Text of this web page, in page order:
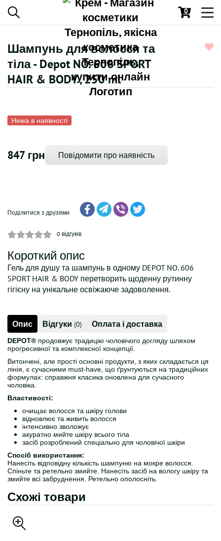
0
Шампунь для волосся та
тіла - Depot NO. 606 SPORT
HAIR & BODY , 250 ml
Нема в наявності
847 грн Повідомити про наявність
Поділитися з друзями
0 відгуків
Короткий опис
Гель для душу та шампунь в одному DEPOT NO. 606
SPORT HAIR & BODY перетворить щоденну рутинну
гігієну на унікальне освіжаюче задоволення.
Опис Відгуки (0) Оплата і доставка
DEPOT® продовжує традицію чоловічого догляду шляхом
прогресивної та комплексної концепції.
Витончені, але прості основні продукти, з яких складається ця
лінія, є сучасними must-have, що ґрунтуються на традиційних
формулах: справжня класика оновлена ​​для сучасного
чоловіка.
Властивості:
очищає волосся та шкіру голови
відновлює та живить волосся
інтенсивно зволожує
акуратно мийте шкіру всього тіла
засіб розроблений спеціально для чоловічої шкіри
Спосіб використання:
Нанесіть відповідну кількість шампуню на мокре волосся.
Спіньте та ретельно змийте. Нанесіть засіб на вологу шкіру та
змийте всі забруднення. Ретельно ополосніть.
Схожі товари